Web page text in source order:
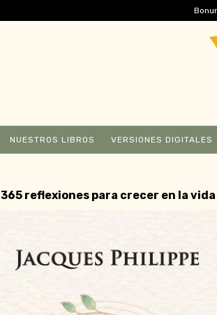
NUESTROS LIBROS VERSIONES DIGITALES
365 reflexiones para crecer en la